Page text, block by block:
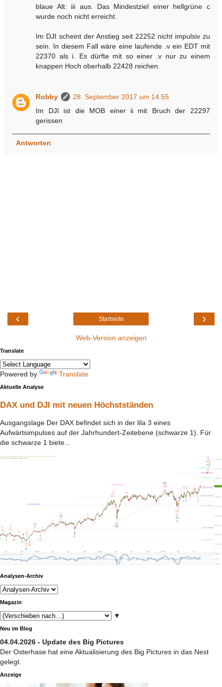
blaue Alt: iii aus. Das Mindestziel einer hellgrüne c
wurde noch nicht erreicht.
Im DJI scheint der Anstieg seit 22252 nicht impulsiv zu
sein. In diesem Fall wäre eine laufende .v ein EDT mit
22370 als i. Es dürfte mit so einer .v nur zu einem
knappen Hoch oberhalb 22428 reichen.
Robby
28. September 2017 um 14:55
Im DJI ist die MOB einer ii mit Bruch der 22297
gerissen
Antworten
‹ ›
Startseite
Web-Version anzeigen
Translate
Powered by Translate
Aktuelle Analyse
DAX und DJI mit neuen Höchstständen
Ausgangslage Der DAX befindet sich in der lila 3 eines
Aufwärtsimpulses auf der Jahrhundert-Zeitebene (schwarze 1). Für
die schwarze 1 biete...
Analysen-Archiv
Magazin
▼
Neu im Blog
04.04.2026 - Update des Big Pictures
Der Osterhase hat eine Aktualisierung des Big Pictures in das Nest
gelegt.
Anzeige